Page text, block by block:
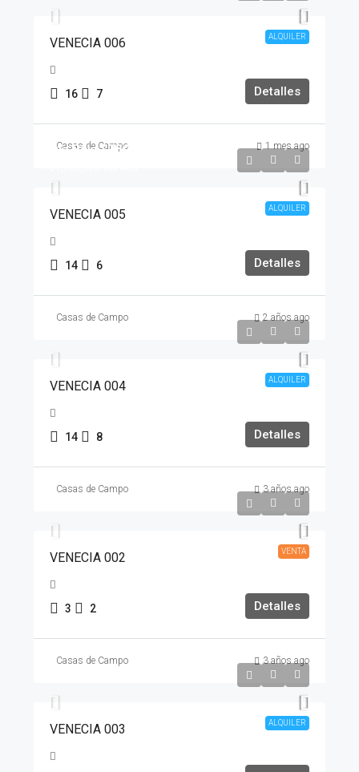
ALQUILER
VENECIA 006
16 7 Detalles
Casas de Campo 1 mes ago
ALQUILER
Día Baja$750,000
VENECIA 005
14 6 Detalles
Casas de Campo 2 años ago
ALQUILER
VENECIA 004
14 8 Detalles
Casas de Campo 3 años ago
VENTA
VENECIA 002
3 2 Detalles
Casas de Campo 3 años ago
ALQUILER
VENECIA 003